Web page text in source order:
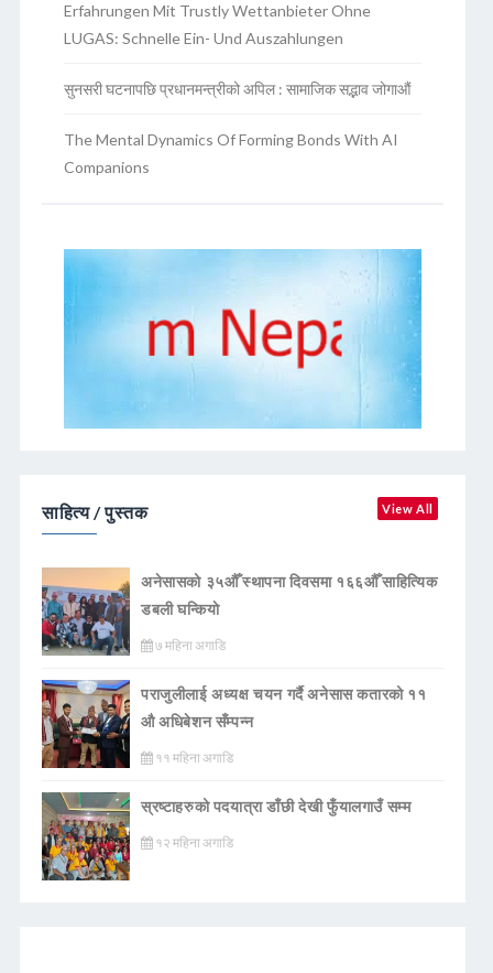
Erfahrungen Mit Trustly Wettanbieter Ohne
LUGAS: Schnelle Ein- Und Auszahlungen
सुनसरी घटनापछि प्रधानमन्त्रीको अपिल : सामाजिक सद्भाव जोगाऔं
The Mental Dynamics Of Forming Bonds With AI
Companions
साहित्य / पुस्तक View All
अनेसासको ३५औँ स्थापना दिवसमा १६६औँ साहित्यिक
डबली घन्कियाे
७ महिना अगाडि
पराजुलीलाई अध्यक्ष चयन गर्दै अनेसास कतारको ११
औ अधिबेशन सँम्पन्न
११ महिना अगाडि
स्रष्टाहरुको पदयात्रा डाँछी देखी फुँयालगाउँ सम्म
१२ महिना अगाडि